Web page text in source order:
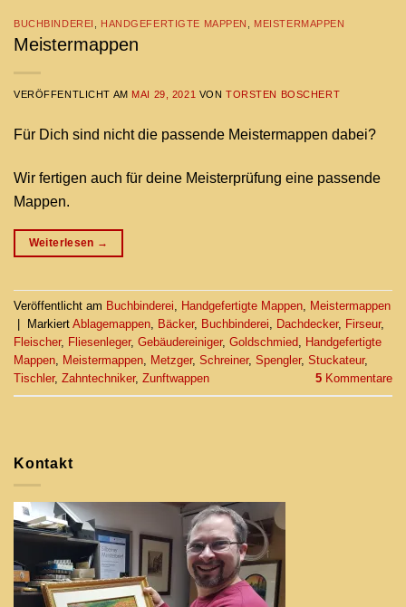
BUCHBINDEREI HANDGEFERTIGTE MAPPEN MEISTERMAPPEN
Meistermappen
VERÖFFENTLICHT AM MAI 29, 2021 VONTORSTEN BOSCHERT
Für Dich sind nicht die passende Meistermappen dabei?
Wir fertigen auch für deine Meisterprüfung eine passende
Mappen.
Weiterlesen →
Veröffentlicht am Buchbinderei Handgefertigte Mappen
Meistermappen
Markiert Ablagemappen Bäcker, Buchbinderei Dachdecker, Firseur,
Fleischer, Fliesenleger, Gebäudereiniger, Goldschmied
Handgefertigte
Mappen
Meistermappen Metzger, Schreiner, Spengler, Stuckateur,
Tischler, Zahntechniker, Zunftwappen 5 Kommentare
Kontakt